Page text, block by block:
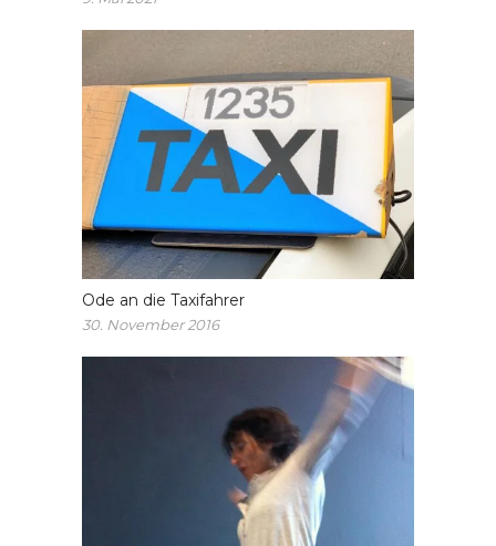
Ode an die Taxifahrer
30. November 2016